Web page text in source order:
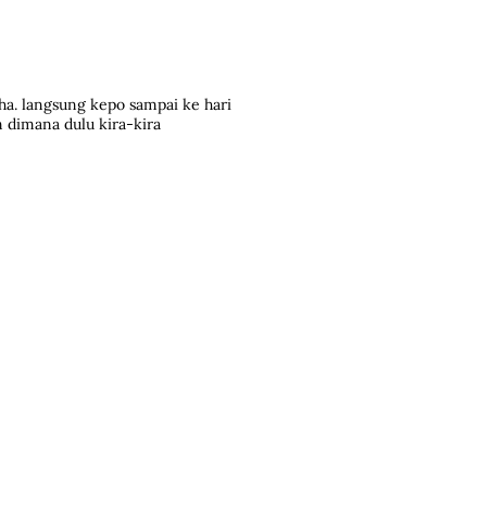
langsung kepo sampai ke hari
dimana dulu kira-kira